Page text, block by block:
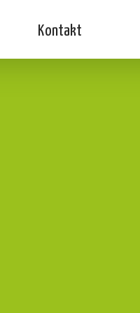
Kontakt